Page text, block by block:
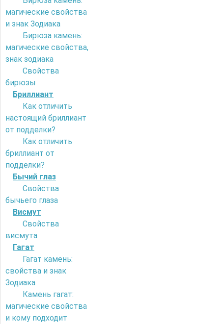
магические свойства
и знак Зодиака
Бирюза камень:
магические свойства,
знак зодиака
Свойства
бирюзы
Бриллиант
Как отличить
настоящий бриллиант
от подделки?
Как отличить
бриллиант от
подделки?
Бычий глаз
Свойства
бычьего глаза
Висмут
Свойства
висмута
Гагат
Гагат камень:
свойства и знак
Зодиака
Камень гагат:
магические свойства
и кому подходит